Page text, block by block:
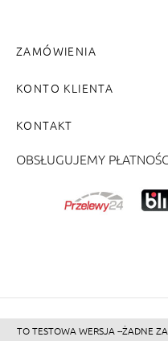
ZAMÓWIENIA
KONTO KLIENTA
KONTAKT
OBSŁUGUJEMY
TO TESTOWA WERSJA --ŻADNE